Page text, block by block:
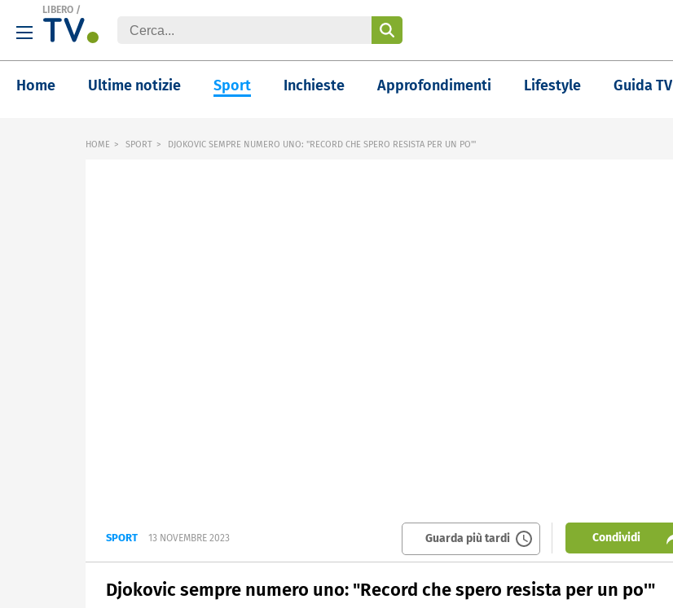
LIBERO /
Home Ultime notizie Sport Inchieste Approfondimenti Lifestyle Guida TV
HOME SPORT DJOKOVIC SEMPRE NUMERO UNO: "RECORD CHE SPERO RESISTA PER UN PO'"
SPORT 13 NOVEMBRE 2023 Guarda più tardi Condividi
Djokovic sempre numero uno: "Record che spero resista per un po'"